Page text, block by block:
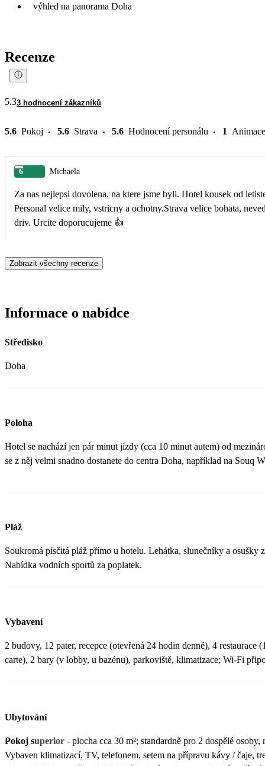
výhled na panorama Doha
Recenze
5.33 hodnocení zákazníků
5.6 Pokoj 5.6 Strava 5.6 Hodnocení personálu 1 Animace
6 Michaela
Za nas nejlepsi dovolena, na ktere jsme byli. Hotel kousek od
Personal velice mily, vstricny a ochotny.Strava velice bohata,
driv. Urcite doporucujeme 👍
Zobrazit všechny recenze
Informace o nabídce
Středisko
Doha
Poloha
Hotel se nachází jen pár minut jízdy (cca 10 minut autem) od
se z něj velmi snadno dostanete do centra Doha, například na Souq
Pláž
Soukromá písčitá pláž přímo u hotelu. Lehátka, slunečníky a osušky
Nabídka vodních sportů za poplatek.
Vybavení
2 budovy, 12 pater, recepce (otevřená 24 hodin denně), 4 restaurace
carte), 2 bary (v lobby, u bazénu), parkoviště, klimatizace; Wi-Fi
Ubytování
Pokoj superior - plocha cca 30 m²; standardně pro 2 dospělé
Vybaven klimatizací, TV, telefonem, setem na přípravu kávy / čaje,